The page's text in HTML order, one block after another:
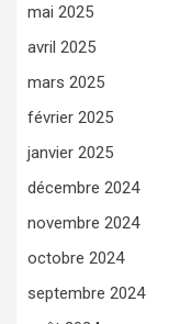
mai 2025
avril 2025
mars 2025
février 2025
janvier 2025
décembre 2024
novembre 2024
octobre 2024
septembre 2024